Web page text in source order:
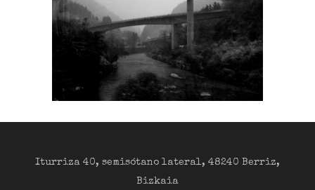
Iturriza 40, semisótano lateral, 48240 Berriz,
Bizkaia